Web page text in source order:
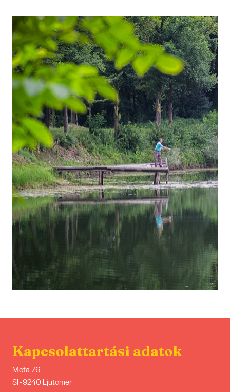
Kapcsolattartási adatok
Mota 76
SI - 9240 Ljutomer